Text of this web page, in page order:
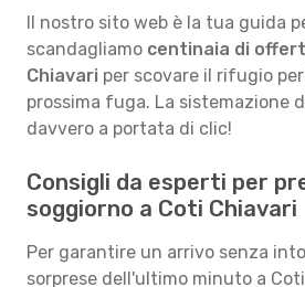
Il nostro sito web è la tua guida
scandagliamo centinaia di
Chiavari per scovare il rifugio
prossima fuga. La sistemazione
davvero a portata di clic!
Consigli da esperti per
soggiorno a Coti Chiavari
Per garantire un arrivo senza
sorprese dell'ultimo minuto a